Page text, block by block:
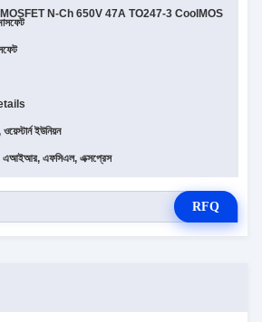
N-Ch 650V 47A TO247-3 CoolMOS
ওয়েস্টার্ন ইউনিয়ন
এআইআর, এফসিএল, এক্সপ্রেস
RFQ